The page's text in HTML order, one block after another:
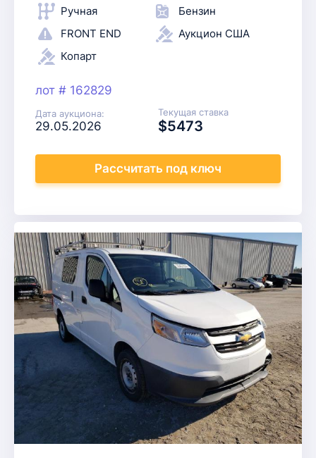
Ручная
Бензин
FRONT END
Аукцион США
Копарт
лот # 162829
Дата аукциона:
29.05.2026
Текущая ставка
$5473
Рассчитать под ключ